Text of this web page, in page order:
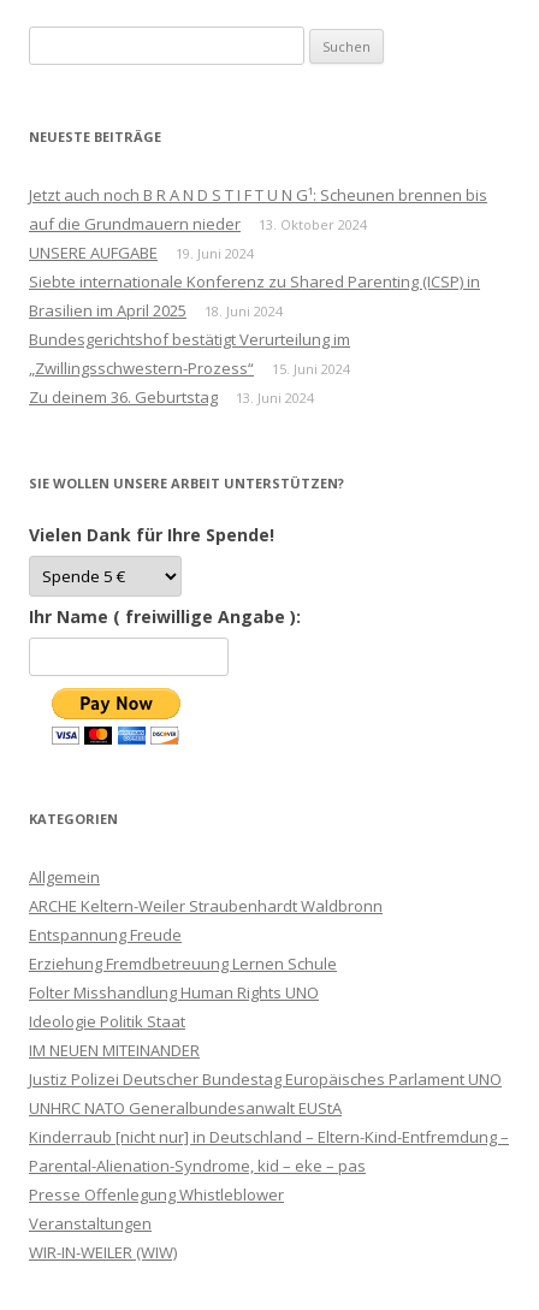
nach:
NEUESTE BEITRÄGE
Jetzt auch noch B R A N D S T I F T U N G¹: Scheunen brennen bis
auf die Grundmauern nieder
13. Oktober 2024
UNSERE AUFGABE 19. Juni 2024
Siebte internationale Konferenz zu Shared Parenting (ICSP) in
Brasilien im April 2025
18. Juni 2024
Bundesgerichtshof bestätigt Verurteilung im
„Zwillingsschwestern-Prozess“
15. Juni 2024
Zu deinem 36. Geburtstag 13. Juni 2024
SIE WOLLEN UNSERE ARBEIT UNTERSTÜTZEN?
Vielen Dank für Ihre Spende!
Ihr Name ( freiwillige Angabe ):
KATEGORIEN
Allgemein
ARCHE Keltern-Weiler Straubenhardt Waldbronn
Entspannung Freude
Erziehung Fremdbetreuung Lernen Schule
Folter Misshandlung Human Rights UNO
Ideologie Politik Staat
IM NEUEN MITEINANDER
Justiz Polizei Deutscher Bundestag Europäisches Parlament UNO
UNHRC NATO Generalbundesanwalt EUStA
Kinderraub [nicht nur] in Deutschland – Eltern-Kind-Entfremdung –
Parental-Alienation-Syndrome, kid – eke – pas
Presse Offenlegung Whistleblower
Veranstaltungen
WIR-IN-WEILER (WIW)